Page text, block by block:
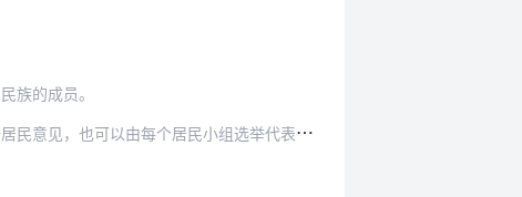
族的成员。
小组选举代表二至三人选举产生。居民委员会每届…